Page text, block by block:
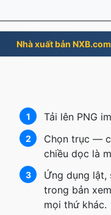
Nhà xuất bản
1 Tải lên PNG
2
Chọn trục —
chiều dọc là
3
Ứng dụng lật,
trong bản
mọi thứ khác.